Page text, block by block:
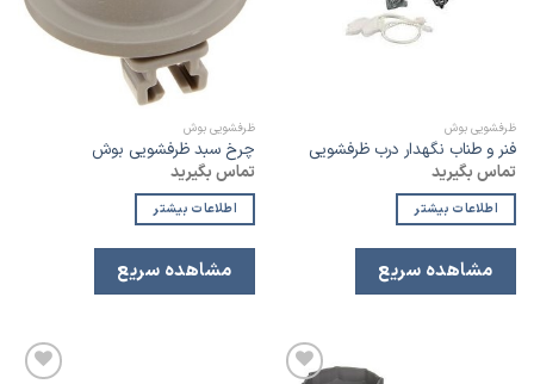
ظرفشویی بوش
فنر و طناب نگهدار درب ظرفشویی
تماس بگیرید
اطلاعات بیشتر
مشاهده سریع
ظرفشویی بوش
چرخ سبد ظرفشویی بوش
تماس بگیرید
اطلاعات بیشتر
مشاهده سریع